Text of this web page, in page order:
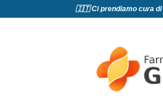
🇮🇹 Ci prendiamo cura